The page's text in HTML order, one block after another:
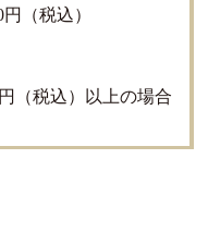
（税込）
（税込）以上の場合